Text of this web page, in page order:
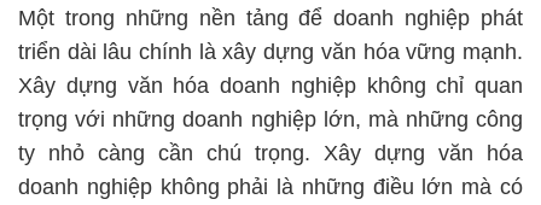
Một trong những nền tảng để doanh nghiệp phát
triển dài lâu chính là xây dựng văn hóa vững mạnh.
Xây dựng văn hóa doanh nghiệp không chỉ quan
trọng với những doanh nghiệp lớn, mà những công
ty nhỏ càng cần chú trọng. Xây dựng văn hóa
doanh nghiệp không phải là những điều lớn mà có